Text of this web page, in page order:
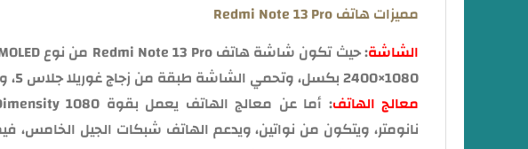
مميزات هاتف Redmi Note 13 Pro
الشاشة
1080×2400 بكسل، وتحمي الشاشة طبقة من زجاج غوريلا جلاس 5، وتدعم الشاشة معدل تحديث 120 هرتز.
معالج الهاتف